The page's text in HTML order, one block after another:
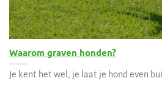
Waarom graven honden?
Je kent het wel, je laat je hond even